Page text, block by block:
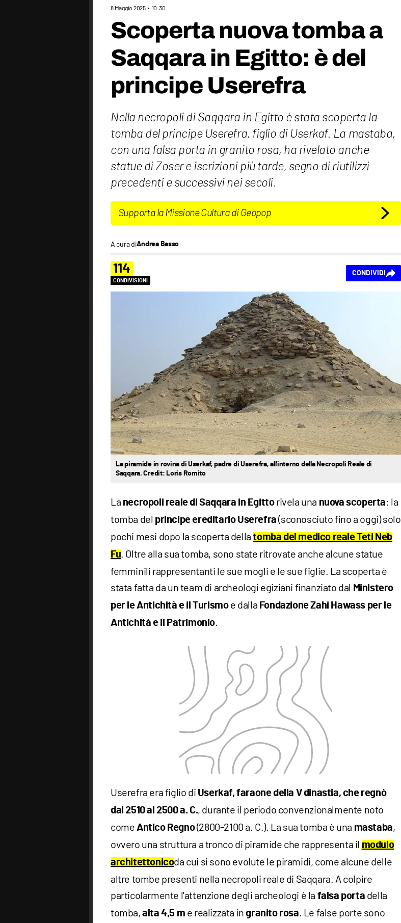
8 Maggio 2025 10:30
Scoperta nuova tomba a
Saqqara in Egitto: è del
principe Userefra
Nella necropoli di Saqqara in Egitto è stata scoperta la
tomba del principe Userefra, figlio di Userkaf. La mastaba,
con una falsa porta in granito rosa, ha rivelato anche
statue di Zoser e iscrizioni più tarde, segno di riutilizzi
precedenti e successivi nei secoli.
Supporta la Missione Cultura di Geopop
A cura diAndrea Basso
114
CONDIVISIONI
CONDIVIDI
La piramide in rovina di Userkaf, padre di Userefra, all'interno della Necropoli Reale di
Saqqara. Credit: Loris Romito
La necropoli reale di Saqqara in Egittorivela una nuova scoperta: la
tomba del principe ereditario Userefra(sconosciuto fino a oggi) solo
pochi mesi dopo la scoperta dellatomba del medico reale Teti Neb
Fu. Oltre alla sua tomba, sono state ritrovate anche alcune statue
femminili rappresentanti le sue mogli e le sue figlie. La scoperta è
stata fatta da un team di archeologi egiziani finanziato dal Ministero
per le Antichità e il Turismoe dalla Fondazione Zahi Hawass per le
Antichità e il Patrimonio.
Userefra era figlio di Userkaf, faraone della V dinastia, che regnò
dal 2510 al 2500 a. C., durante il periodo convenzionalmente noto
come Antico Regno(2800-2100 a. C.). La sua tomba è una mastaba,
ovvero una struttura a tronco di piramide che rappresenta il modulo
architettonicoda cui si sono evolute le piramidi, come alcune delle
altre tombe presenti nella necropoli reale di Saqqara. A colpire
particolarmente l'attenzione degli archeologi è la falsa porta della
tomba,alta 4,5 m e realizzata in granito rosa. Le false porte sono